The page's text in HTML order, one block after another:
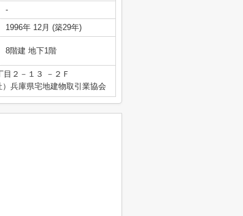
-
1996年 12月 (築29年)
8階建 地下1階
２－１３ －２Ｆ
）兵庫県宅地建物取引業協会